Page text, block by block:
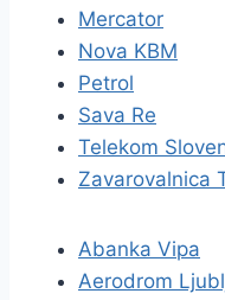
Mercator
Nova KBM
Petrol
Sava Re
Telekom
Zavarovalnica
Abanka Vipa
Aerodrom